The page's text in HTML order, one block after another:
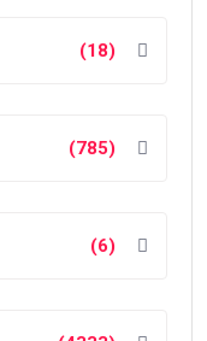
(18)
(785)
(6)